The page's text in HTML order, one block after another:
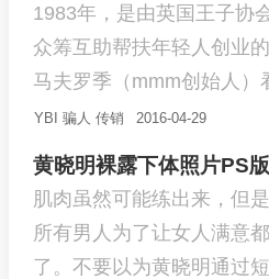
1983年，是由英国王子协
众筹互助帮扶年轻人创业
马夫罗季（mmm创始人）
YBI 骗人 传销 2016-04-29
黄晓明裸露下体照片PS
肌肉虽然可能练出来，但
所有男人为了让女人满意
了。不要以为黄晓明通过